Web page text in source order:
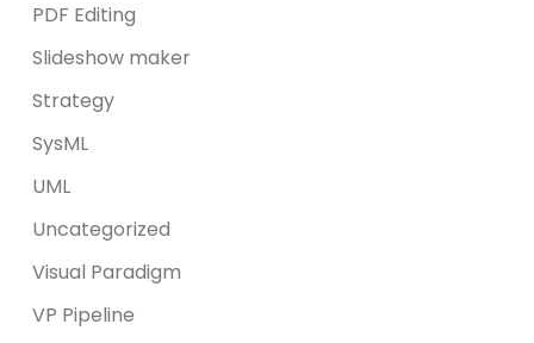
PDF Editing
Slideshow maker
Strategy
SysML
UML
Uncategorized
Visual Paradigm
VP Pipeline